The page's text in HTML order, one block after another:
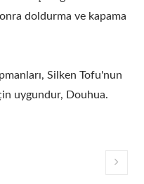
doldurma ve kapama
Silken Tofu'nun
uygundur, Douhua.